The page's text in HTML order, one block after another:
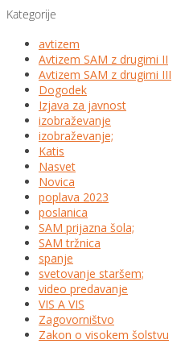
Kategorije
avtizem
Avtizem SAM z drugimi II
Avtizem SAM z drugimi III
Dogodek
Izjava za javnost
izobraževanje
izobraževanje;
Katis
Nasvet
Novica
poplava 2023
poslanica
SAM prijazna šola;
SAM tržnica
spanje
svetovanje staršem;
video predavanje
VIS A VIS
Zagovorništvo
Zakon o visokem šolstvu